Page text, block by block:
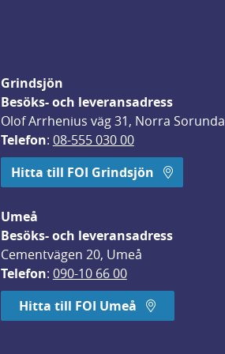
Grindsjön
Besöks- och leveransadress
Olof Arrhenius väg 31, Norra Sorunda
Telefon: 08-555 030 00
Hitta till FOI Grindsjön
Umeå
Besöks- och leveransadress
Cementvägen 20, Umeå
Telefon: 090-10 66 00
Hitta till FOI Umeå